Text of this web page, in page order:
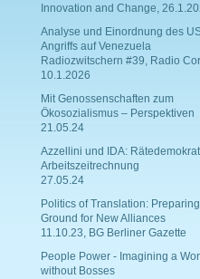
Innovation and Change,
Analyse und Einordnung des
Angriffs auf Venezuela
Radiozwitschern #39, Radio
10.1.2026
Mit Genossenschaften zum
Ökosozialismus – Perspektiven
21.05.24
Azzellini und IDA:
Arbeitszeitrechnung
27.05.24
Politics of Translation:
Ground for New Alliances
11.10.23, BG Berliner Gazette
People Power - Imagining a
without Bosses